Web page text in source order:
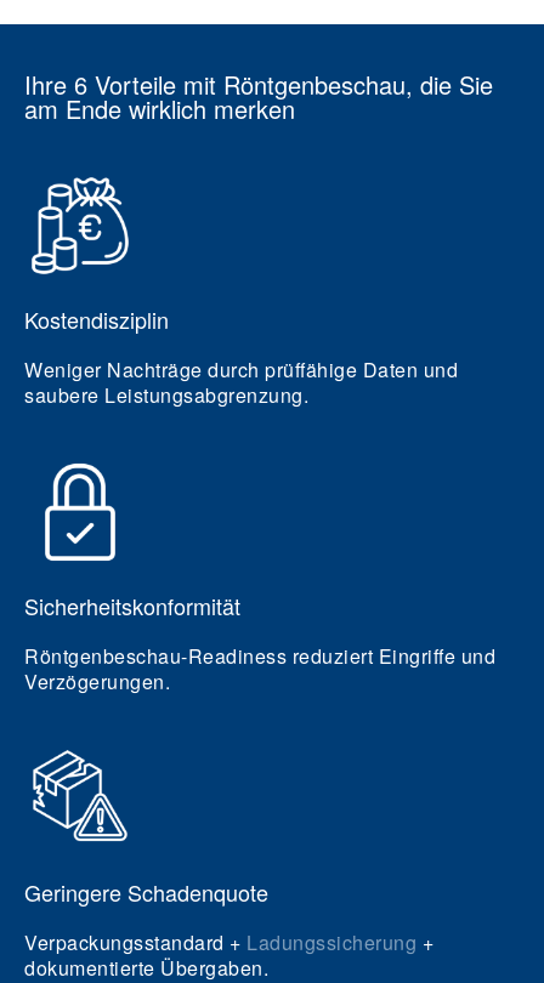
Ihre 6 Vorteile mit Röntgenbeschau, die Sie
am Ende wirklich merken
Kostendisziplin
Weniger Nachträge durch prüffähige Daten und
saubere Leistungsabgrenzung.
Sicherheitskonformität
Röntgenbeschau-Readiness reduziert Eingriffe und
Verzögerungen.
Geringere Schadenquote
Verpackungsstandard + Ladungssicherung +
dokumentierte Übergaben.